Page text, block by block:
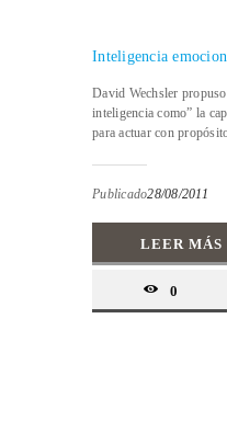
Inteligencia
David Wechsler
inteligencia como” la
para actuar con
Publicado28/08/2011
LEER MÁS
0